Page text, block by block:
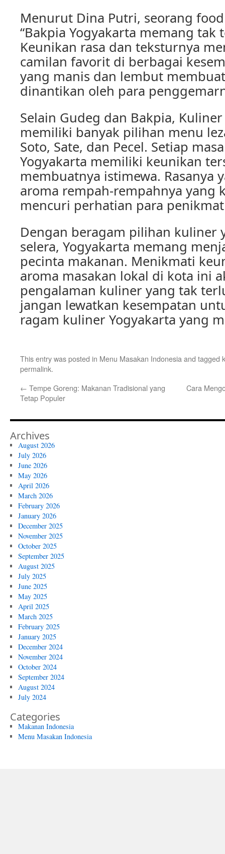
Menurut Dina Putri, seorang
“Bakpia Yogyakarta memang tak
Keunikan rasa dan teksturnya
camilan favorit di berbagai
yang manis dan lembut
dinantikan oleh para
Selain Gudeg dan Bakpia,
memiliki banyak pilihan menu
Soto, Sate, dan Pecel. Setiap
Yogyakarta memiliki keunikan
membuatnya istimewa. Rasanya
aroma rempah-rempahnya yang
mencuri perhatian para
Dengan beragam pilihan kuliner
selera, Yogyakarta memang
pecinta makanan. Menikmati
aroma masakan lokal di kota ini
pengalaman kuliner yang tak
jangan lewatkan kesempatan
ragam kuliner Yogyakarta yang
This entry was posted in Menu Masakan Indonesia and tagged
permalink.
← Tempe Goreng: Makanan Tradisional yang
Tetap Populer
Cara
Archives
August 2026
July 2026
June 2026
May 2026
April 2026
March 2026
February 2026
January 2026
December 2025
November 2025
October 2025
September 2025
August 2025
July 2025
June 2025
May 2025
April 2025
March 2025
February 2025
January 2025
December 2024
November 2024
October 2024
September 2024
August 2024
July 2024
Categories
Makanan Indonesia
Menu Masakan Indonesia